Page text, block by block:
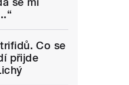
Co se
přijde